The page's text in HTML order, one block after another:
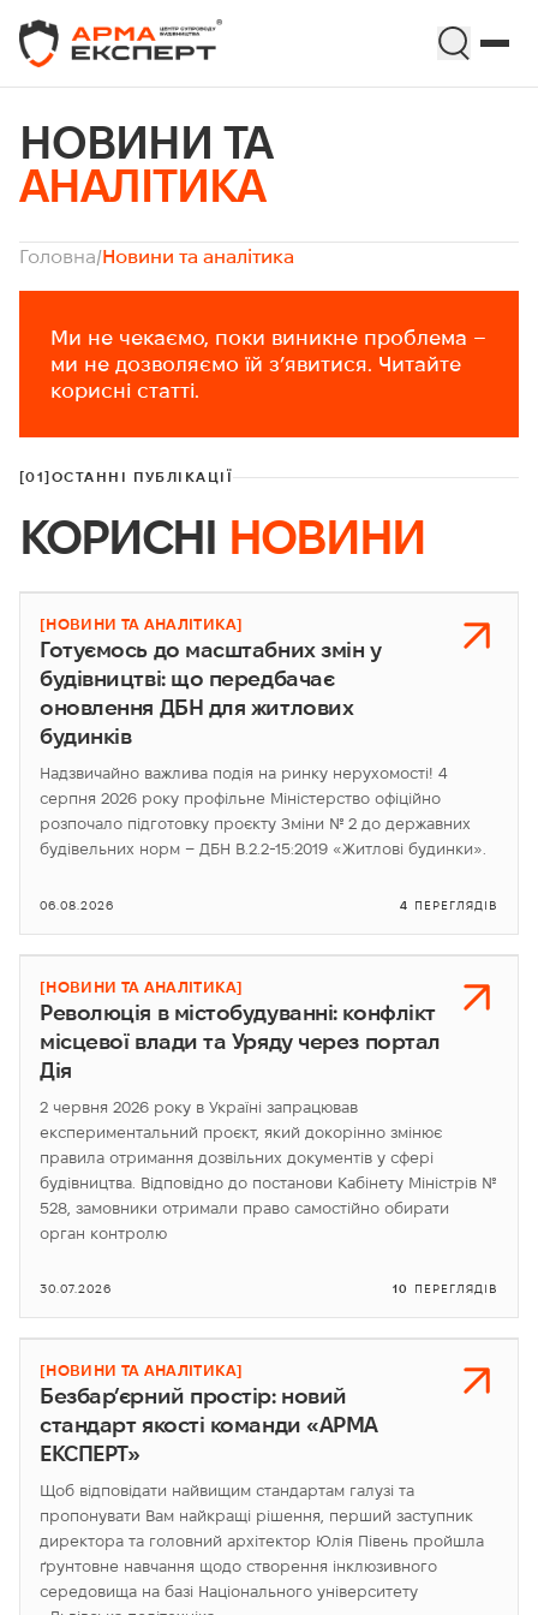
НОВИНИ ТА
АНАЛІТИКА
Головна/Новини та аналітика
Ми не чекаємо, поки виникне проблема –
ми не дозволяємо їй з’явитися. Читайте
корисні статті.
[01] ОСТАННІ ПУБЛІКАЦІЇ
КОРИСНІ НОВИНИ
[НОВИНИ ТА АНАЛІТИКА]
Готуємось до масштабних змін у
будівництві: що передбачає
оновлення ДБН для житлових
будинків
Надзвичайно важлива подія на ринку нерухомості! 4
серпня 2026 року профільне Міністерство офіційно
розпочало підготовку проєкту Зміни № 2 до державних
будівельних норм – ДБН В.2.2-15:2019 «Житлові будинки».
06.08.2026 4 ПЕРЕГЛЯДІВ
[НОВИНИ ТА АНАЛІТИКА]
Революція в містобудуванні: конфлікт
місцевої влади та Уряду через портал
Дія
2 червня 2026 року в Україні запрацював
експериментальний проєкт, який докорінно змінює
правила отримання дозвільних документів у сфері
будівництва. Відповідно до постанови Кабінету Міністрів №
528, замовники отримали право самостійно обирати
орган контролю
30.07.2026 10 ПЕРЕГЛЯДІВ
[НОВИНИ ТА АНАЛІТИКА]
Безбар’єрний простір: новий
стандарт якості команди «АРМА
ЕКСПЕРТ»
Щоб відповідати найвищим стандартам галузі та
пропонувати Вам найкращі рішення, перший заступник
директора та головний архітектор Юлія Півень пройшла
ґрунтовне навчання щодо створення інклюзивного
середовища на базі Національного університету